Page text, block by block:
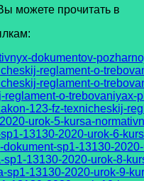
можете прочитать в
dokumentov-
reglament-o-
reglament-o-
o-trebovaniyax-
123-fz-texnicheskij-
urok-5-kursa-
13130-2020-urok-6-
sp1-13130-
13130-2020-urok-8-
sp1-13130-2020-urok-9-